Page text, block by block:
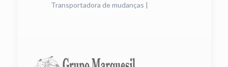
Transportadora de mudanças |